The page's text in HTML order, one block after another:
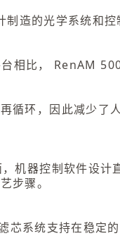
造的光学系统和
相比， RenAM
循环，因此减少
机器控制软件设
步骤。
系统支持在稳定